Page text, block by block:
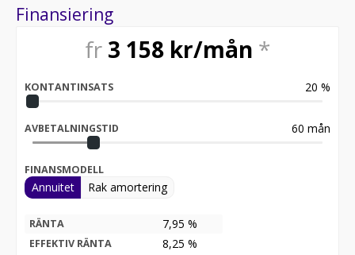
Finansiering
fr 3 158 kr/mån *
KONTANTINSATS 20 %
AVBETALNINGSTID 60 mån
FINANSMODELL
Annuitet Rak amortering
RÄNTA 7,95 %
EFFEKTIV RÄNTA 8,25 %